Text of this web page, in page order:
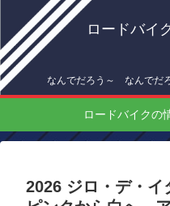
ロードバイ
なんでだろう～ なんでだ
ロードバイクの
2026 ジロ・デ・